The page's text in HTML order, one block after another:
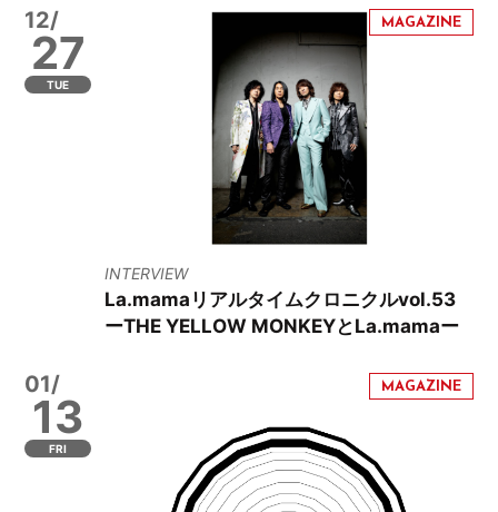
12/
27
TUE
INTERVIEW
La.mamaリアルタイムクロニクルvol.53
ーTHE YELLOW MONKEYとLa.mamaー
01/
13
FRI